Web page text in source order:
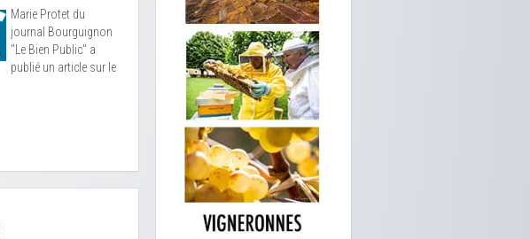
Marie Protet du
journal Bourguignon
"Le Bien Public" a
publié un article sur le